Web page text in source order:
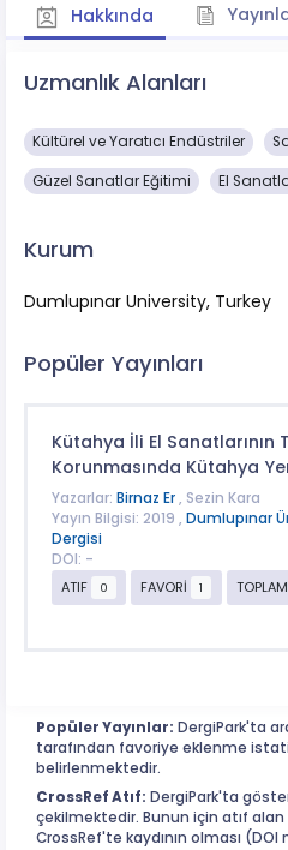
Hakkında
Uzmanlık Alanları
Kültürel ve Yaratıcı Endüstriler
Güzel Sanatlar Eğitimi El
Kurum
Dumlupınar University, Turkey
Popüler Yayınları
Kütahya İli El Sanatlarının
Korunmasında Kütahya
Yazarlar: Birnaz Er, Sezin Kara
Yayın Bilgisi: 2019 , Dumlupınar
Dergisi
DOI: -
ATIF
0 FAVORİ 1
Popüler Yayınlar: DergiPark'ta
tarafından favoriye eklenme
belirlenmektedir.
CrossRef Atıf: DergiPark'ta
çekilmektedir. Bunun için atıf
CrossRef'te kaydının olması